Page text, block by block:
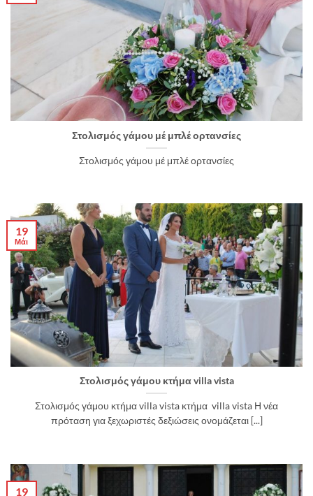
Στολισμός γάμου μέ μπλέ ορτανσίες
Στολισμός γάμου μέ μπλέ ορτανσίες
Στολισμός γάμου κτήμα villa vista
Στολισμός γάμου κτήμα villa vista κτήμα villa vista Η νέα
πρόταση για ξεχωριστές δεξιώσεις ονομάζεται [...]
19
Μάι
19